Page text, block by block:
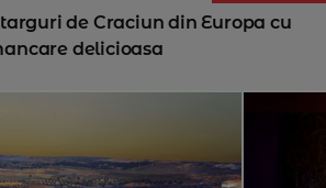
de Craciun din Europa cu
delicioasa